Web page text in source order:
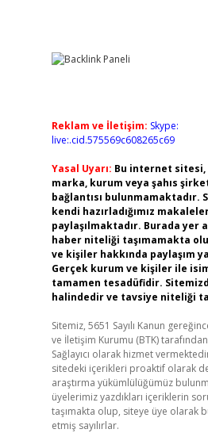
Reklam ve İletişim: Skype:
live:.cid.575569c608265c69
Yasal Uyarı: Bu internet
marka, kurum veya şahıs
bağlantısı bulunmamaktadır.
kendi hazırladığımız
paylaşılmaktadır. Burada yer
haber niteliği taşımamakta
ve kişiler hakkında paylaşım
Gerçek kurum ve kişiler ile
tamamen tesadüfidir.
halindedir ve tavsiye niteliği
Sitemiz, 5651 Sayılı Kanun
ve İletişim Kurumu (BTK)
Sağlayıcı olarak hizmet
sitedeki içerikleri proaktif olarak
araştırma yükümlülüğümüz
üyelerimiz yazdıkları içeriklerin
taşımakta olup, siteye üye olarak
etmiş sayılırlar.